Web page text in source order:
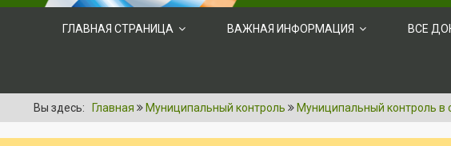
ГЛАВНАЯ СТРАНИЦА ВАЖНАЯ ИНФОРМАЦИЯ ВСЕ
Вы здесь: Главная Муниципальный контроль Муниципальный контроль в